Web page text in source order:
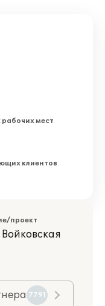
мест
клиентов
проект
7791